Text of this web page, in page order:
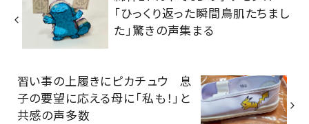
「ひっくり返った瞬間鳥肌たちまし
た」驚きの声集まる
習い事の上履きにピカチュウ 息
子の要望に応える母に「私も！」と
共感の声多数